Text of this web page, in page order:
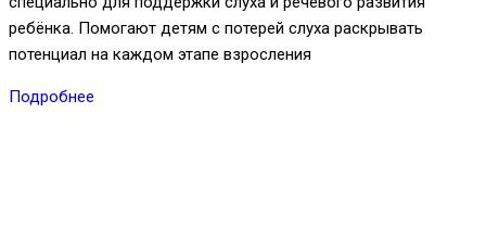
ребёнка. Помогают детям с потерей слуха раскрывать
потенциал на каждом этапе взросления
Подробнее